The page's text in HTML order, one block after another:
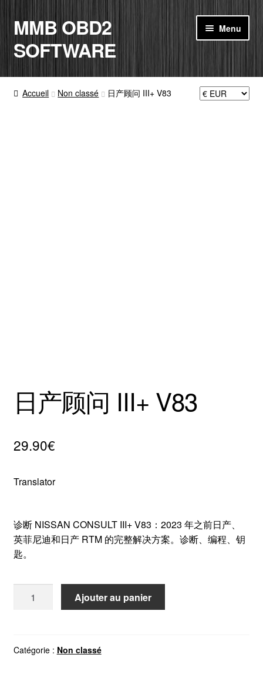
Aller
à
la
Aller
au
contenu
MMB OBD2
SOFTWARE
Menu
ACCUEIL
Accueil Non classé 日产顾问 III+ V83
日产顾问 III+ V83
29.90€
Translator
诊断 NISSAN CONSULT III+ V83：2023 年之前日产、
英菲尼迪和日产 RTM 的完整解决方案。诊断、编程、钥
匙。
顾
Ajouter au panier
Catégorie : Non classé